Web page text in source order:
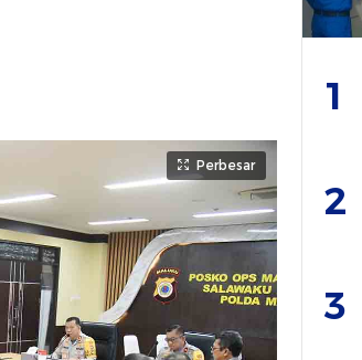
Perbesar
1
2
3